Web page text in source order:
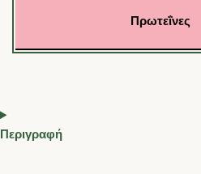
Πρωτεΐνες
Περιγραφή